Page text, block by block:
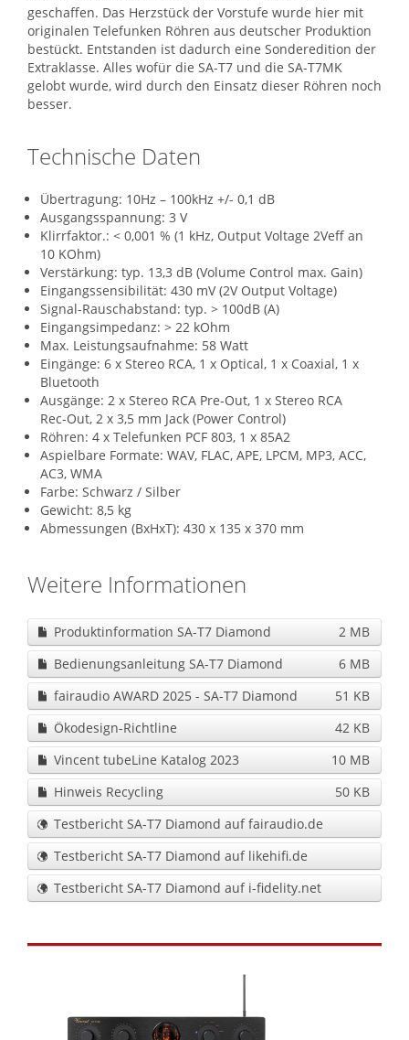
geschaffen. Das Herzstück der Vorstufe wurde hier mit
originalen Telefunken Röhren aus deutscher Produktion
bestückt. Entstanden ist dadurch eine Sonderedition der
Extraklasse. Alles wofür die SA-T7 und die SA-T7MK
gelobt wurde, wird durch den Einsatz dieser Röhren noch
besser.
Technische Daten
Übertragung: 10Hz – 100kHz +/- 0,1 dB
Ausgangsspannung: 3 V
Klirrfaktor.: < 0,001 % (1 kHz, Output Voltage 2Veff an
10 KOhm)
Verstärkung: typ. 13,3 dB (Volume Control max. Gain)
Eingangssensibilität: 430 mV (2V Output Voltage)
Signal-Rauschabstand: typ. > 100dB (A)
Eingangsimpedanz: > 22 kOhm
Max. Leistungsaufnahme: 58 Watt
Eingänge: 6 x Stereo RCA, 1 x Optical, 1 x Coaxial, 1 x
Bluetooth
Ausgänge: 2 x Stereo RCA Pre-Out, 1 x Stereo RCA
Rec-Out, 2 x 3,5 mm Jack (Power Control)
Röhren: 4 x Telefunken PCF 803, 1 x 85A2
Aspielbare Formate: WAV, FLAC, APE, LPCM, MP3, ACC,
AC3, WMA
Farbe: Schwarz / Silber
Gewicht: 8,5 kg
Abmessungen (BxHxT): 430 x 135 x 370 mm
Weitere Informationen
Produktinformation SA-T7 Diamond
2 MB
Bedienungsanleitung SA-T7 Diamond
6 MB
fairaudio AWARD 2025 - SA-T7 Diamond
51 KB
Ökodesign-Richtline
42 KB
Vincent tubeLine Katalog 2023
10 MB
Hinweis Recycling
50 KB
Testbericht SA-T7 Diamond auf fairaudio.de
Testbericht SA-T7 Diamond auf likehifi.de
Testbericht SA-T7 Diamond auf i-fidelity.net